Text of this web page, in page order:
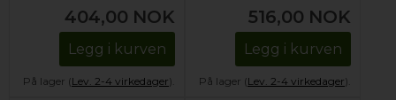
404,00 NOK
Legg i kurven
På lager (Lev. 2-4 virkedager).
516,00 NOK
Legg i kurven
På lager (Lev. 2-4 virkedager).